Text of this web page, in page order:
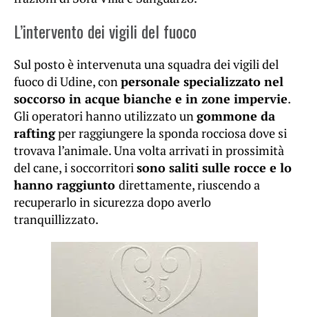
L’intervento dei vigili del fuoco
Sul posto è intervenuta una squadra dei vigili del
fuoco di Udine, conpersonale specializzato nel
soccorso in acque bianche e in zone impervie.
Gli operatori hanno utilizzato ungommone da
raftingper raggiungere la sponda rocciosa dove si
trovava l’animale. Una volta arrivati in prossimità
del cane, i soccorritorisono saliti sulle rocce e lo
hanno raggiunto direttamente, riuscendo a
recuperarlo in sicurezza dopo averlo
tranquillizzato.